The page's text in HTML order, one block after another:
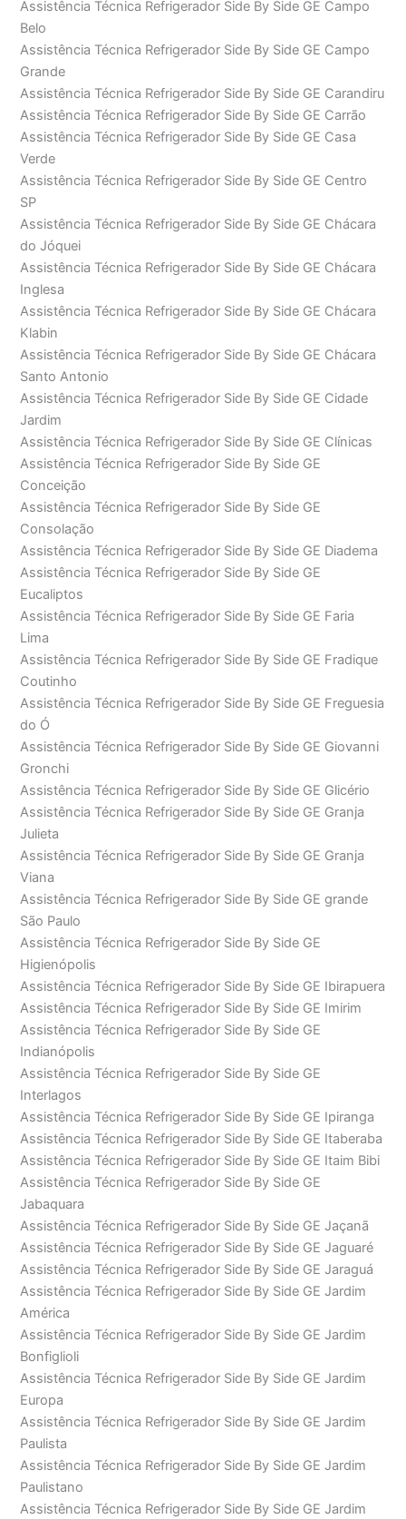
Assistência Técnica Refrigerador Side By Side GE Campo
Belo
Assistência Técnica Refrigerador Side By Side GE Campo
Grande
Assistência Técnica Refrigerador Side By Side GE Carandiru
Assistência Técnica Refrigerador Side By Side GE Carrão
Assistência Técnica Refrigerador Side By Side GE Casa
Verde
Assistência Técnica Refrigerador Side By Side GE Centro
SP
Assistência Técnica Refrigerador Side By Side GE Chácara
do Jóquei
Assistência Técnica Refrigerador Side By Side GE Chácara
Inglesa
Assistência Técnica Refrigerador Side By Side GE Chácara
Klabin
Assistência Técnica Refrigerador Side By Side GE Chácara
Santo Antonio
Assistência Técnica Refrigerador Side By Side GE Cidade
Jardim
Assistência Técnica Refrigerador Side By Side GE Clínicas
Assistência Técnica Refrigerador Side By Side GE
Conceição
Assistência Técnica Refrigerador Side By Side GE
Consolação
Assistência Técnica Refrigerador Side By Side GE Diadema
Assistência Técnica Refrigerador Side By Side GE
Eucaliptos
Assistência Técnica Refrigerador Side By Side GE Faria
Lima
Assistência Técnica Refrigerador Side By Side GE Fradique
Coutinho
Assistência Técnica Refrigerador Side By Side GE Freguesia
do Ó
Assistência Técnica Refrigerador Side By Side GE Giovanni
Gronchi
Assistência Técnica Refrigerador Side By Side GE Glicério
Assistência Técnica Refrigerador Side By Side GE Granja
Julieta
Assistência Técnica Refrigerador Side By Side GE Granja
Viana
Assistência Técnica Refrigerador Side By Side GE grande
São Paulo
Assistência Técnica Refrigerador Side By Side GE
Higienópolis
Assistência Técnica Refrigerador Side By Side GE Ibirapuera
Assistência Técnica Refrigerador Side By Side GE Imirim
Assistência Técnica Refrigerador Side By Side GE
Indianópolis
Assistência Técnica Refrigerador Side By Side GE
Interlagos
Assistência Técnica Refrigerador Side By Side GE Ipiranga
Assistência Técnica Refrigerador Side By Side GE Itaberaba
Assistência Técnica Refrigerador Side By Side GE Itaim Bibi
Assistência Técnica Refrigerador Side By Side GE
Jabaquara
Assistência Técnica Refrigerador Side By Side GE Jaçanã
Assistência Técnica Refrigerador Side By Side GE Jaguaré
Assistência Técnica Refrigerador Side By Side GE Jaraguá
Assistência Técnica Refrigerador Side By Side GE Jardim
América
Assistência Técnica Refrigerador Side By Side GE Jardim
Bonfiglioli
Assistência Técnica Refrigerador Side By Side GE Jardim
Europa
Assistência Técnica Refrigerador Side By Side GE Jardim
Paulista
Assistência Técnica Refrigerador Side By Side GE Jardim
Paulistano
Assistência Técnica Refrigerador Side By Side GE Jardim